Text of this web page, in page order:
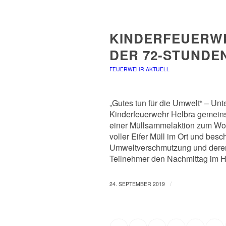
DER 72-
FEUERWEHR AKTUELL
„Gutes tun für die Umwelt“ –
Kinderfeuerwehr Helbra
einer Müllsammelaktion zum
voller Eifer Müll im Ort und
Umweltverschmutzung und
Teilnehmer den Nachmittag im
24. SEPTEMBER 2019 /